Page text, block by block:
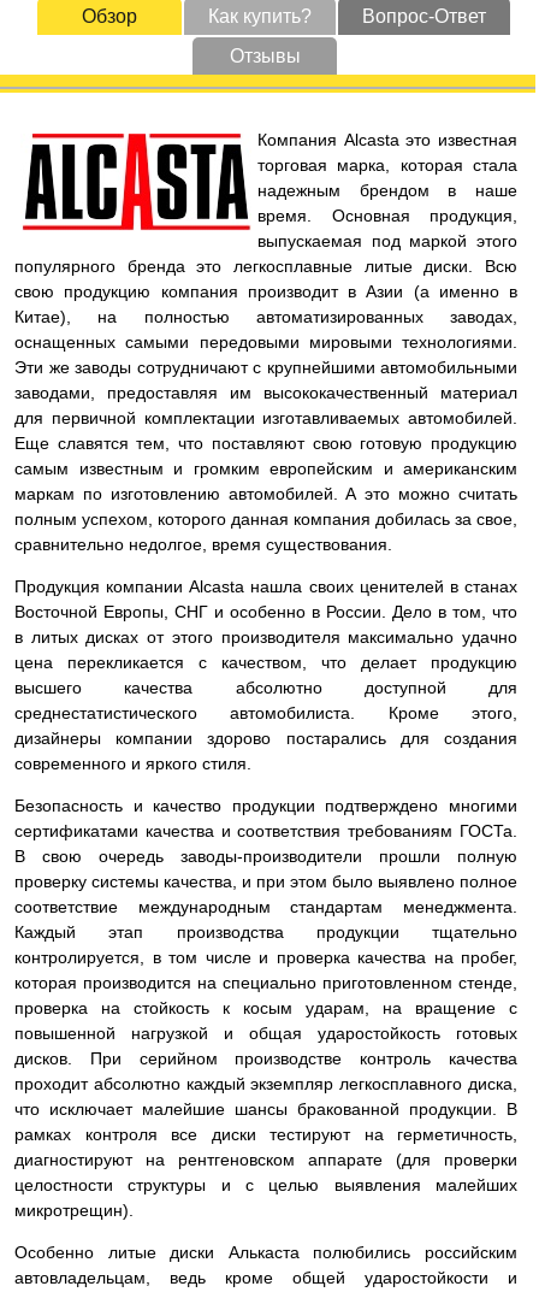
Обзор Как купить?
Вопрос-Ответ
Отзывы
Компания Alcasta это известная
торговая марка, которая стала
надежным брендом в наше
время. Основная продукция,
выпускаемая под маркой этого
популярного бренда это легкосплавные литые диски. Всю
свою продукцию компания производит в Азии (а именно в
Китае), на полностью автоматизированных заводах,
оснащенных самыми передовыми мировыми технологиями.
Эти же заводы сотрудничают с крупнейшими автомобильными
заводами, предоставляя им высококачественный материал
для первичной комплектации изготавливаемых автомобилей.
Еще славятся тем, что поставляют свою готовую продукцию
самым известным и громким европейским и американским
маркам по изготовлению автомобилей. А это можно считать
полным успехом, которого данная компания добилась за свое,
сравнительно недолгое, время существования.
Продукция компании Alcasta нашла своих ценителей в станах
Восточной Европы, СНГ и особенно в России. Дело в том, что
в литых дисках от этого производителя максимально удачно
цена перекликается с качеством, что делает продукцию
высшего качества абсолютно доступной для
среднестатистического автомобилиста. Кроме этого,
дизайнеры компании здорово постарались для создания
современного и яркого стиля.
Безопасность и качество продукции подтверждено многими
сертификатами качества и соответствия требованиям ГОСТа.
В свою очередь заводы-производители прошли полную
проверку системы качества, и при этом было выявлено полное
соответствие международным стандартам менеджмента.
Каждый этап производства продукции тщательно
контролируется, в том числе и проверка качества на пробег,
которая производится на специально приготовленном стенде,
проверка на стойкость к косым ударам, на вращение с
повышенной нагрузкой и общая ударостойкость готовых
дисков. При серийном производстве контроль качества
проходит абсолютно каждый экземпляр легкосплавного диска,
что исключает малейшие шансы бракованной продукции. В
рамках контроля все диски тестируют на герметичность,
диагностируют на рентгеновском аппарате (для проверки
целостности структуры и с целью выявления малейших
микротрещин).
Особенно литые диски Алькаста полюбились российским
автовладельцам, ведь кроме общей ударостойкости и